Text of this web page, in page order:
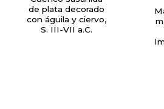
de plata decorado
con águila y ciervo,
S. III-VII a.C.